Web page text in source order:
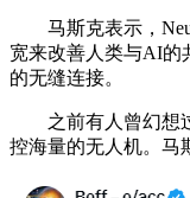
马斯克表示，
宽来改善人类与AI的
的无缝连接。
之前有人曾幻想过
控海量的无人机。马